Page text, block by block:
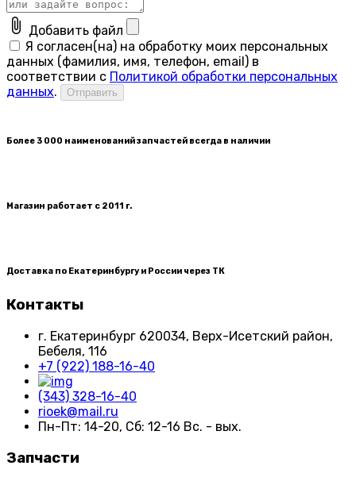
attach_file Добавить файл
Я согласен(на) на обработку моих персональных
данных (фамилия, имя, телефон, email) в
соответствии с Политикой обработки персональных
данных. Отправить
Более 3 000 наименований запчастей всегда в наличии
Магазин работает с 2011 г.
Доставка по Екатеринбургу и России через ТК
Контакты
г. Екатеринбург​ 620034, Верх-Исетский район,
Бебеля, 116
+7 (922) 188-16-40
(343) 328-16-40
rioek@mail.ru
Пн-Пт: 14-20, Сб: 12-16 Вс. - вых.
Запчасти